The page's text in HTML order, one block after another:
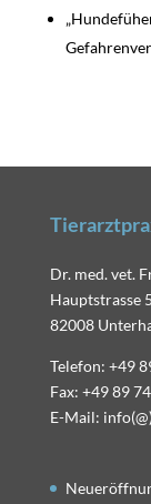
Dr. med. vet.
Hauptstrasse
82008
Telefon: +49
Fax: +49 89
E-Mail: